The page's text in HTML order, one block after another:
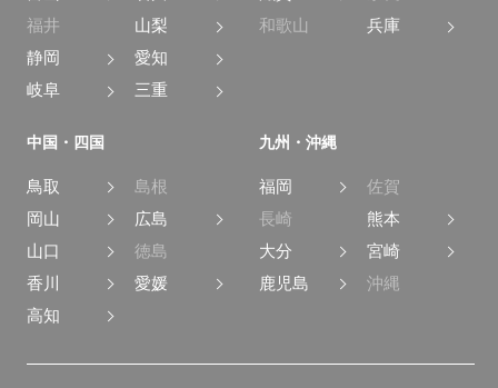
福井
山梨
静岡
愛知
岐阜
三重
和歌山
兵庫
中国・四国
鳥取
島根
岡山
広島
山口
徳島
香川
愛媛
高知
九州・沖縄
福岡
佐賀
長崎
熊本
大分
宮崎
鹿児島
沖縄